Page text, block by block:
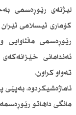
لیژنەی رێوڕەسمی
كۆماری ئیسلامی
رێوڕەسمی
ئەندامانی
تەواو كراون.
مانگی داهاتو